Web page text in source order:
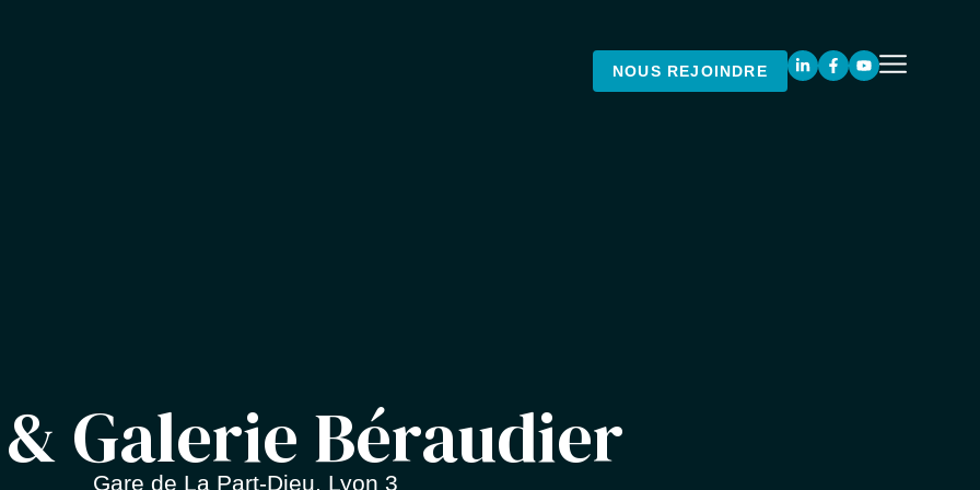
NOUS REJOINDRE
Galerie Béraudier
Gare de La Part-Dieu, Lyon 3